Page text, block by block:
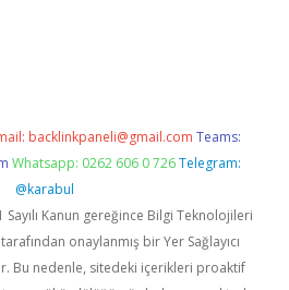
backlinkpaneli@gmail.com Teams:
Whatsapp: 0262 606 0 726 Telegram:
@karabul
Sayılı Kanun gereğince Bilgi Teknolojileri
onaylanmış bir Yer Sağlayıcı
Bu nedenle, sitedeki içerikleri proaktif